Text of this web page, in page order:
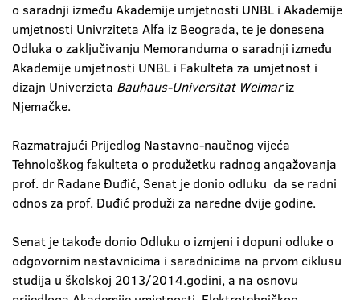
o saradnji između Akademije umjetnosti UNBL i Akademije
umjetnosti Univrziteta Alfa iz Beograda, te je donesena
Odluka o zaključivanju Memoranduma o saradnji između
Akademije umjetnosti UNBL i Fakulteta za umjetnost i
dizajn Univerzieta Bauhaus-Universitat Weimariz
Njemačke.
Razmatrajući Prijedlog Nastavno-naučnog vijeća
Tehnološkog fakulteta o produžetku radnog angažovanja
prof. dr Radane Đuđić, Senat je donio odluku da se radni
odnos za prof. Đuđić produži za naredne dvije godine.
Senat je takođe donio Odluku o izmjeni i dopuni odluke o
odgovornim nastavnicima i saradnicima na prvom ciklusu
studija u školskoj 2013/2014.godini, a na osnovu